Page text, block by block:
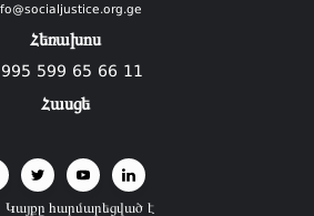
Հեռախոս
599 65 66 11
Հասցե
Կայքը հարմարեցված է